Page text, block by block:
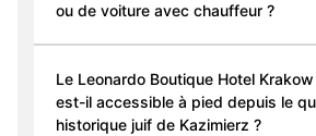
ou de voiture avec chauffeur ?
Le Leonardo Boutique Hotel
est-il accessible à pied depuis le
historique juif de Kazimierz ?